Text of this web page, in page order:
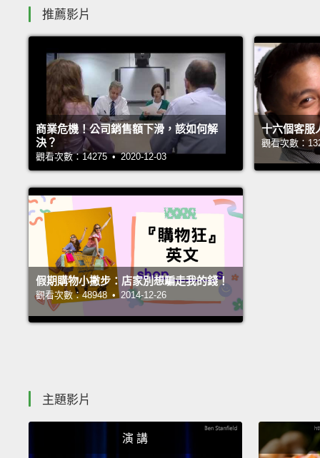
推薦影片
商業危機！公司銷售額下滑，該如何解
決？
觀看次數：14275 • 2020-12-03
十六個客服
觀看次數：
假期購物小撇步：店家別想騙走我的錢！
觀看次數：48948 • 2014-12-26
主題影片
演 講